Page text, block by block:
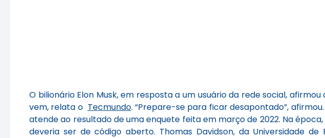
O bilionário Elon Musk, em resposta a um usuário da rede social,
vem, relata o Tecmundo. “Prepare-se para ficar desapontado”,
atende ao resultado de uma enquete feita em março de 2022. Na
deveria ser de código aberto. Thomas Davidson, da Universidade